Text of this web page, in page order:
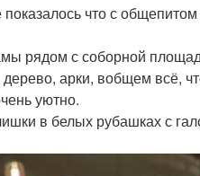
что с
рядом с соборной
арки, вобщем всё,
уютно.
в белых рубашках с